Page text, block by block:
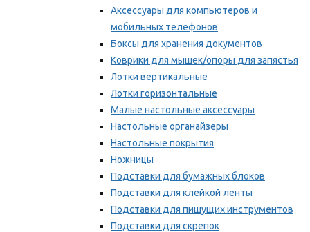
Аксессуары для компьютеров и
мобильных телефонов
Боксы для хранения документов
Коврики для мышек/опоры для запястья
Лотки вертикальные
Лотки горизонтальные
Малые настольные аксессуары
Настольные органайзеры
Настольные покрытия
Ножницы
Подставки для бумажных блоков
Подставки для клейкой ленты
Подставки для пишущих инструментов
Подставки для скрепок